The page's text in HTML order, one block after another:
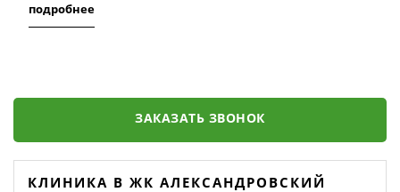
подробнее
ЗАКАЗАТЬ ЗВОНОК
КЛИНИКА В ЖК АЛЕКСАНДРОВСКИЙ